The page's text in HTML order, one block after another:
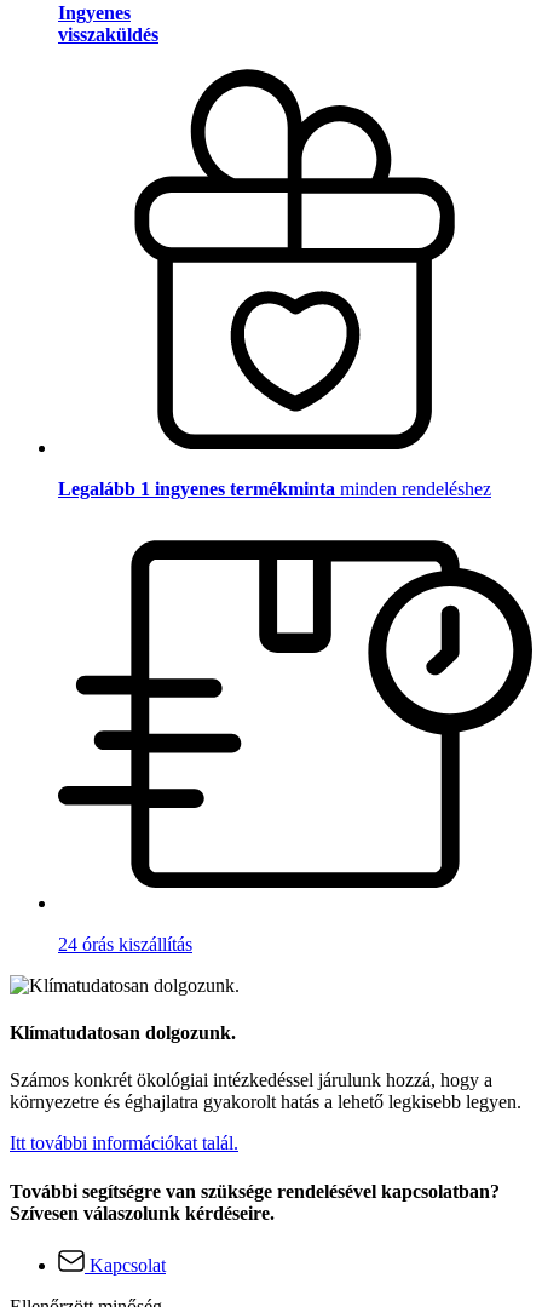
Ingyenes
visszaküldés
Legalább 1 ingyenes termékminta minden rendeléshez
24 órás kiszállítás
Klímatudatosan dolgozunk.
Számos konkrét ökológiai intézkedéssel járulunk hozzá, hogy a
környezetre és éghajlatra gyakorolt hatás a lehető legkisebb legyen.
Itt további információkat talál.
További segítségre van szüksége rendelésével kapcsolatban?
Szívesen válaszolunk kérdéseire.
Kapcsolat